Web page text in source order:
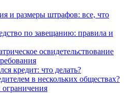
и размеры штрафов: все, что
по завещанию: правила и
освидетельствование
кредит: что делать?
в нескольких обществах?